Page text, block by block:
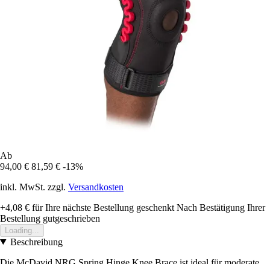
Ab
94,00 € 81,59 € -13%
inkl. MwSt. zzgl. Versandkosten
+4,08 € für Ihre nächste Bestellung geschenkt Nach Bestätigung Ihrer
Bestellung gutgeschrieben
Loading...
Beschreibung